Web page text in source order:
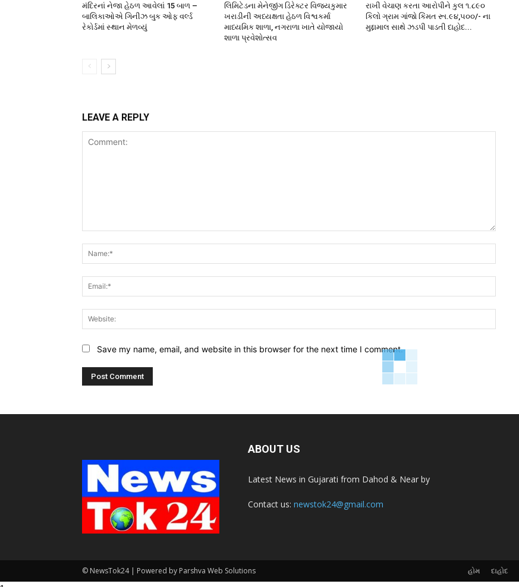
મંદિરનાં નેજા હેઠળ આવેલાં 15 બાળ –
બાલિકાઓએ ગિનીઝ બુક ઓફ વર્લ્ડ
રેકોર્ડમાં સ્થાન મેળવ્યું
લિમિટેડના મેનેજીંગ ડિરેક્ટર વિજયકુમાર
ખરાડીની અધ્યક્ષતા હેઠળ વિશ્વકર્મા
માધ્યમિક શાળા, નગરાળા ખાતે યોજાયો
શાળા પ્રવેશોત્સવ
રાખી વેચાણ કરતા આરોપીને કુલ ૧.૮૯૦
કિલો ગ્રામ ગાંજો કિંમત રૂા.૯૪,૫૦૦/- ના
મુદ્દામાલ સાથે ઝડપી પાડતી દાહોદ...
LEAVE A REPLY
Save my name, email, and website in this browser for the next time I comment.
ABOUT US
Latest News in Gujarati from Dahod & Near by
Contact us: newstok24@gmail.com
હોમ દાહોદ
© NewsTok24 | Powered by Parshva Web Solutions